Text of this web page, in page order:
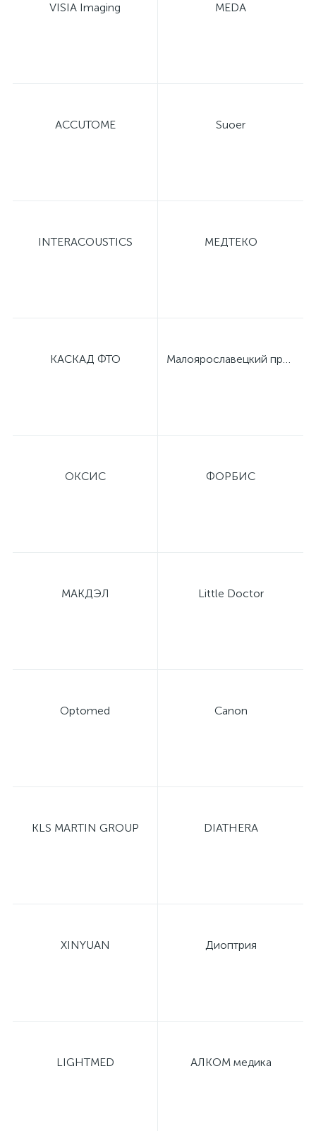
VISIA Imaging MEDA
ACCUTOME Suoer
INTERACOUSTICS МЕДТЕКО
КАСКАД ФТО Малоярославецкий приборный завод
ОКСИС ФОРБИС
МАКДЭЛ Little Doctor
Optomed Canon
KLS MARTIN GROUP DIATHERA
XINYUAN Диоптрия
LIGHTMED АЛКОМ медика